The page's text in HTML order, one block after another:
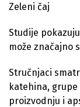
Zeleni čaj
Studije
može značajno
Stručnjaci
katehina,
proizvodnju i